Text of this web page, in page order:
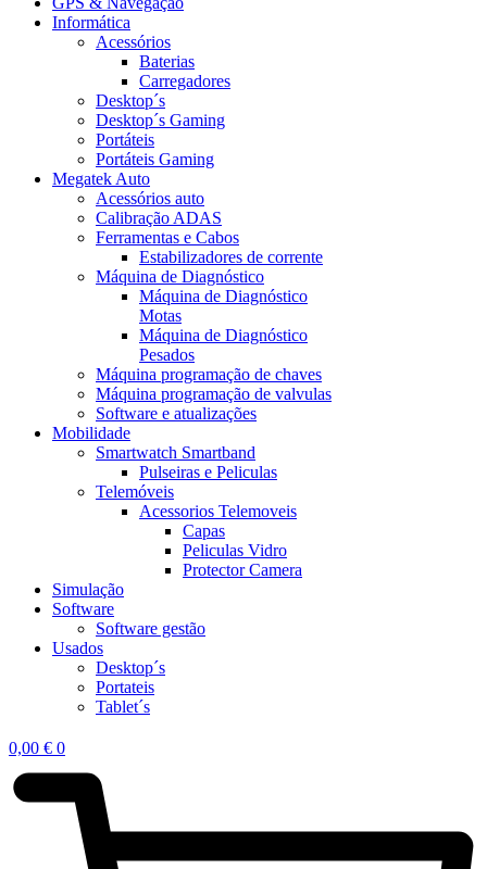
Informática
Acessórios
Baterias
Carregadores
Desktop´s
Desktop´s Gaming
Portáteis
Portáteis Gaming
Megatek Auto
Acessórios auto
Calibração ADAS
Ferramentas e Cabos
Estabilizadores de corrente
Máquina de Diagnóstico
Máquina de Diagnóstico
Motas
Máquina de Diagnóstico
Pesados
Máquina programação de chaves
Máquina programação de valvulas
Software e atualizações
Mobilidade
Smartwatch Smartband
Pulseiras e Peliculas
Telemóveis
Acessorios Telemoveis
Capas
Peliculas Vidro
Protector Camera
Simulação
Software
Software gestão
Usados
Desktop´s
Portateis
Tablet´s
0,00 € 0